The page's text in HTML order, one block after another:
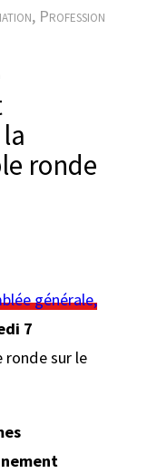
, Profession
ronde
générale,
7
ronde sur le